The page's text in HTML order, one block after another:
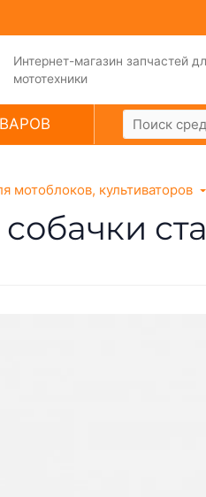
Интернет-магазин запчастей
мототехники
мотоблоков, культиваторов